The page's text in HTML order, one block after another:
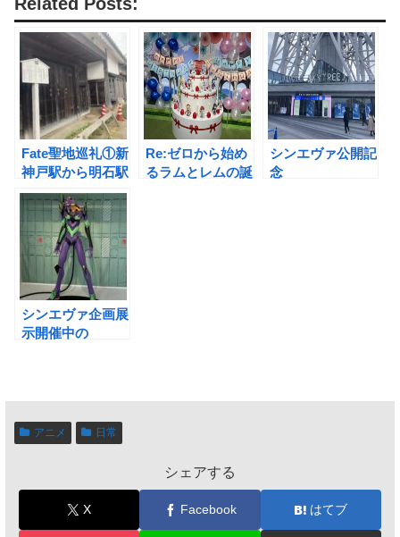
Fate聖地巡礼①新
神戸駅から明石駅
まで〜1日でまわ
るルート〜
Re:ゼロから始め
るラムとレムの誕
シンエヴァ公開記
念
シンエヴァ企画展
示開催中の
に)行ってきた！
アニメ 日常
シェアする
X Facebook はてブ